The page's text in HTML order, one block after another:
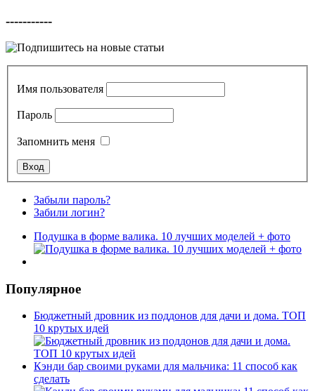
-----------
Имя пользователя
Пароль
Запомнить меня
Забыли пароль?
Забили логин?
Подушка в форме валика. 10 лучших моделей + фото
Популярное
Бюджетный дровник из поддонов для дачи и дома. ТОП
10 крутых идей
Кэнди бар своими руками для мальчика: 11 способ как
сделать